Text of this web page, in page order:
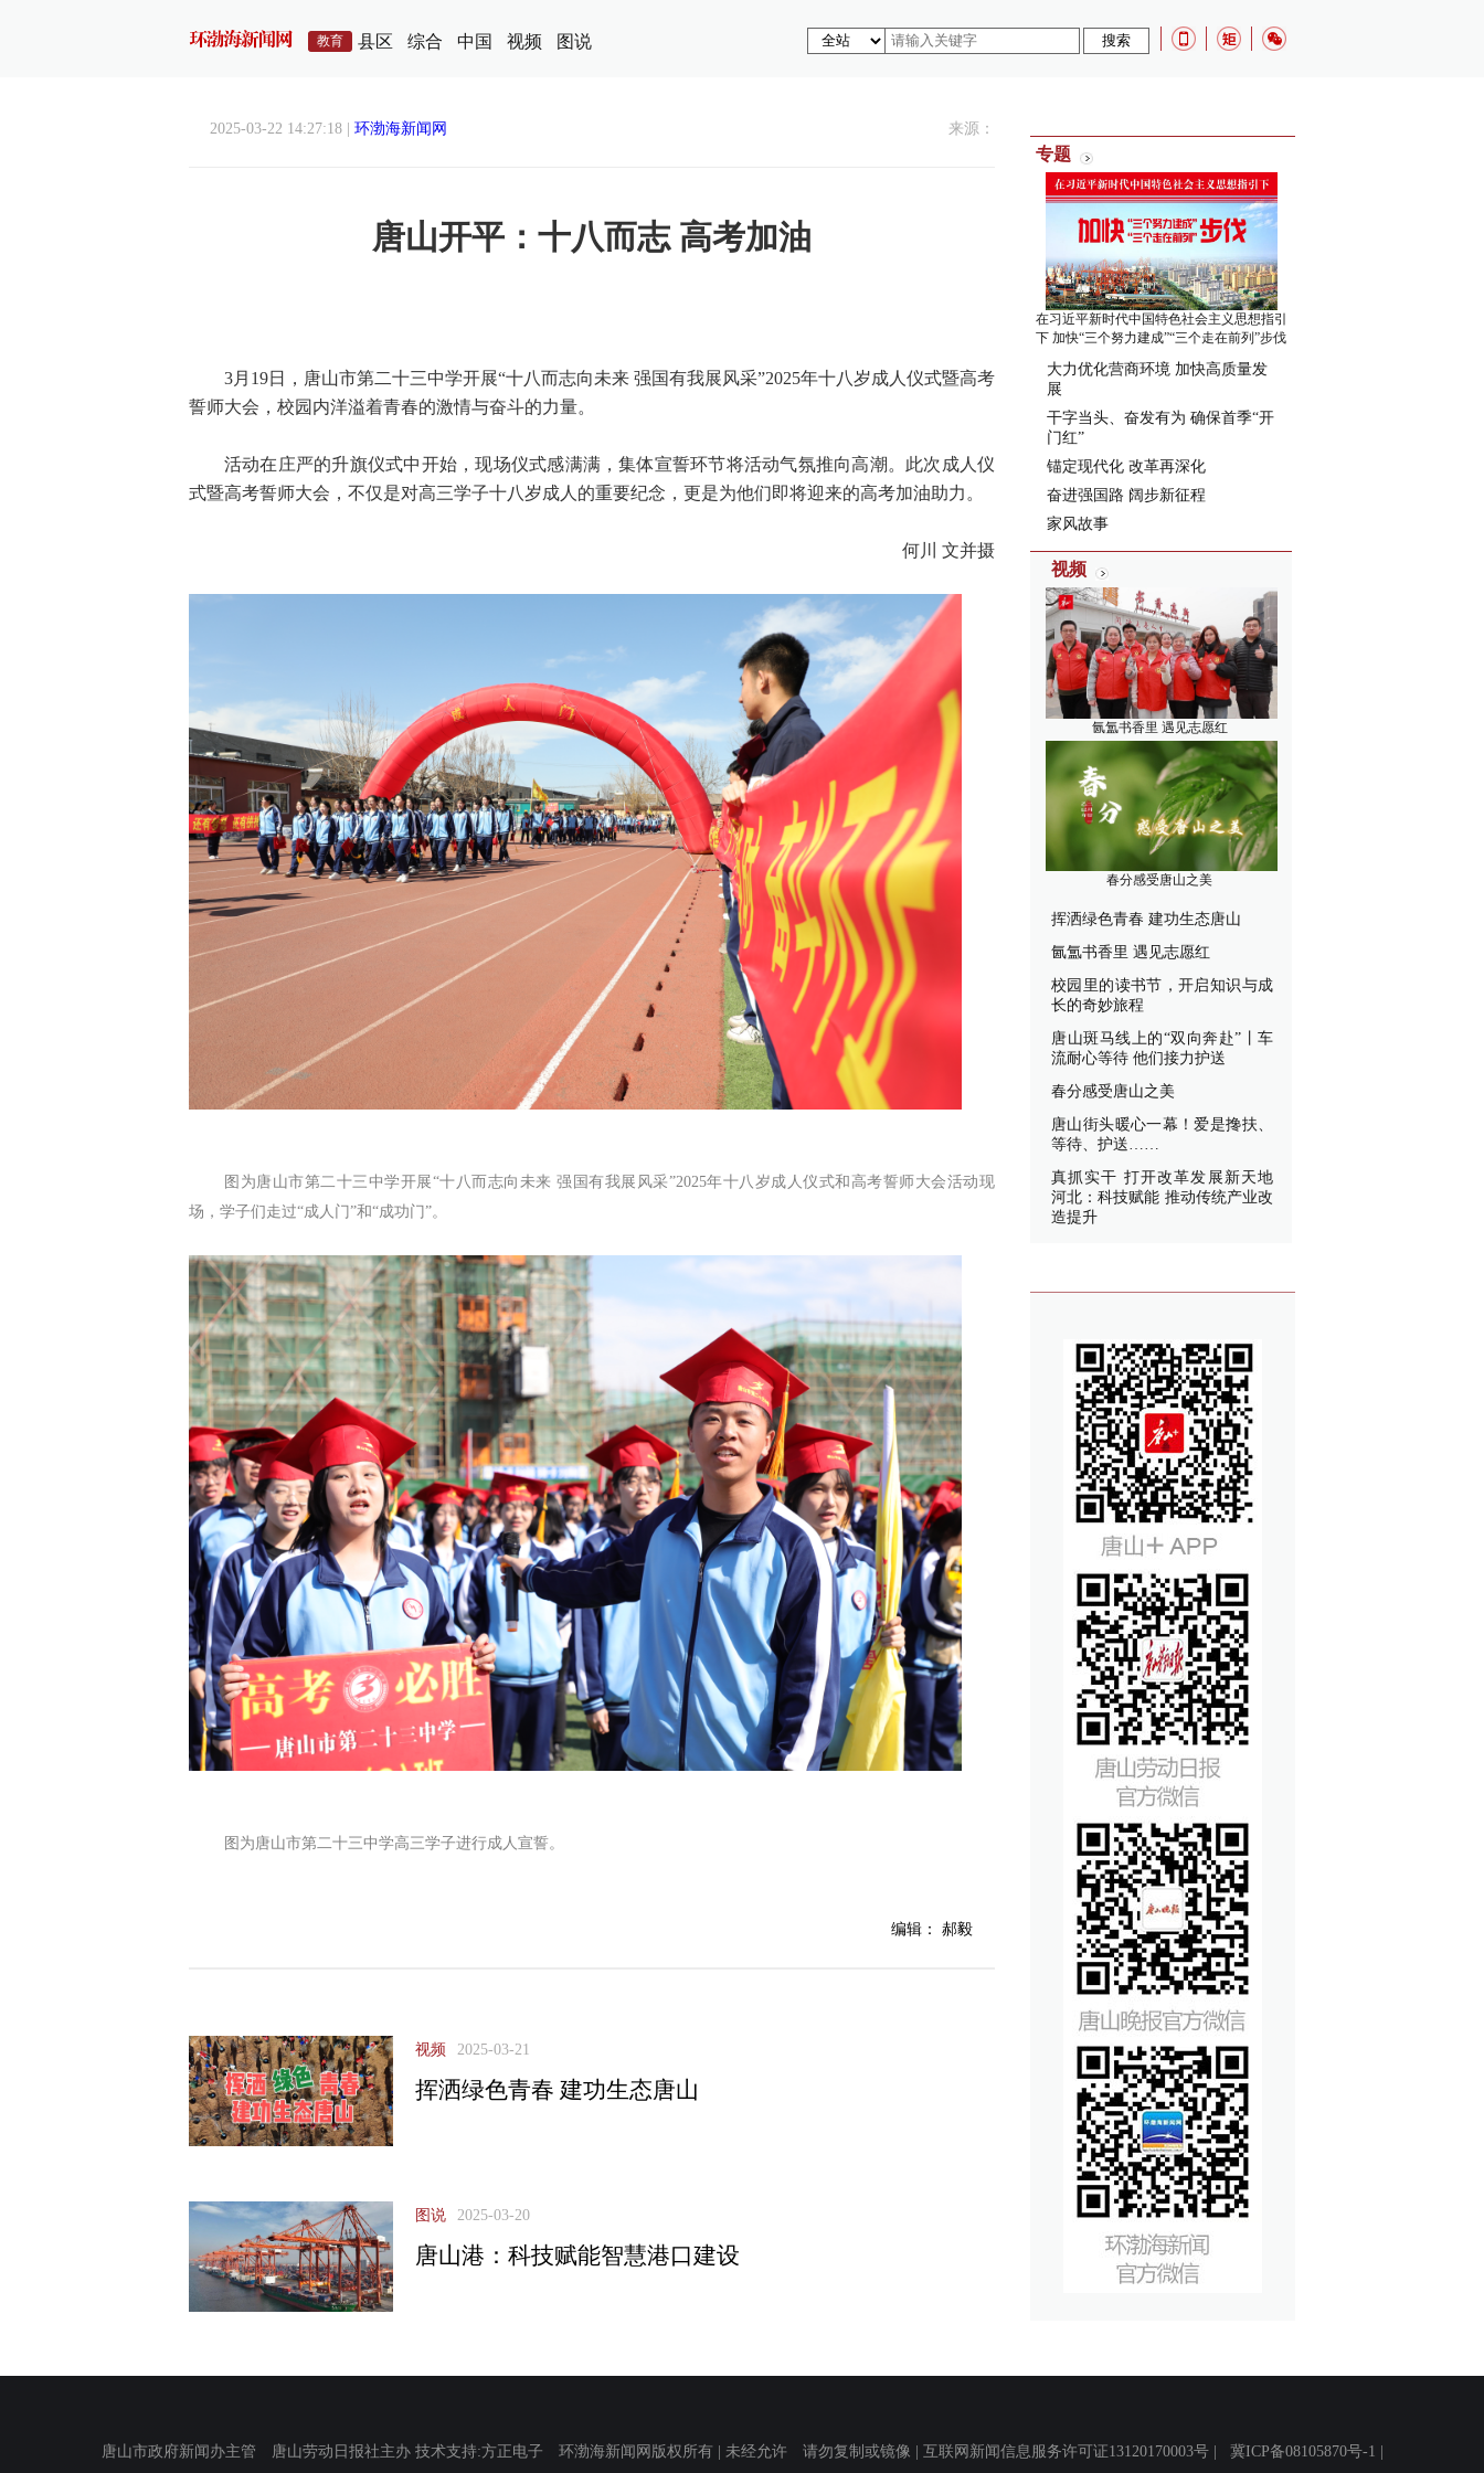
教育 县区 综合 中国 视频 图说
2025-03-22 14:27:18 | 环渤海新闻网 来源：
唐山开平：十八而志 高考加油
3月19日，唐山市第二十三中学开展“十八而志向未来 强国有我展风采”2025年十八岁成人仪式暨高考
誓师大会，校园内洋溢着青春的激情与奋斗的力量。
活动在庄严的升旗仪式中开始，现场仪式感满满，集体宣誓环节将活动气氛推向高潮。此次成人仪
式暨高考誓师大会，不仅是对高三学子十八岁成人的重要纪念，更是为他们即将迎来的高考加油助力。
何川 文并摄
图为唐山市第二十三中学开展“十八而志向未来 强国有我展风采”2025年十八岁成人仪式和高考誓师大会活动现
场，学子们走过“成人门”和“成功门”。
图为唐山市第二十三中学高三学子进行成人宣誓。
编辑： 郝毅
视频 2025-03-21
挥洒绿色青春 建功生态唐山
图说 2025-03-20
唐山港：科技赋能智慧港口建设
专题
在习近平新时代中国特色社会主义思想指引
下 加快“三个努力建成”“三个走在前列”步伐
大力优化营商环境 加快高质量发
展
干字当头、奋发有为 确保首季“开
门红”
锚定现代化 改革再深化
奋进强国路 阔步新征程
家风故事
视频
氤氲书香里 遇见志愿红
春分感受唐山之美
挥洒绿色青春 建功生态唐山
氤氲书香里 遇见志愿红
校园里的读书节，开启知识与成
长的奇妙旅程
唐山斑马线上的“双向奔赴”丨车
流耐心等待 他们接力护送
春分感受唐山之美
唐山街头暖心一幕！爱是搀扶、
等待、护送……
真抓实干 打开改革发展新天地
河北：科技赋能 推动传统产业改
造提升
唐山市政府新闻办主管 唐山劳动日报社主办 技术支持:方正电子 环渤海新闻网版权所有 | 未经允许 请勿复制或镜像 | 互联网新闻信息服务许可证13120170003号 | 冀ICP备08105870号-1